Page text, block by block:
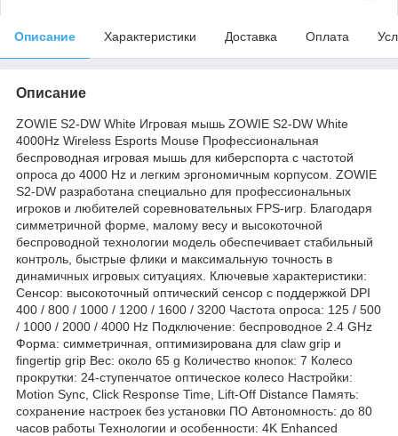
Описание Характеристики Доставка Оплата
Описание
ZOWIE S2-DW White Игровая мышь ZOWIE S2-DW White
4000Hz Wireless Esports Mouse Профессиональная
беспроводная игровая мышь для киберспорта с частотой
опроса до 4000 Hz и легким эргономичным корпусом. ZOWIE
S2-DW разработана специально для профессиональных
игроков и любителей соревновательных FPS-игр. Благодаря
симметричной форме, малому весу и высокоточной
беспроводной технологии модель обеспечивает стабильный
контроль, быстрые флики и максимальную точность в
динамичных игровых ситуациях. Ключевые характеристики:
Сенсор: высокоточный оптический сенсор с поддержкой DPI
400 / 800 / 1000 / 1200 / 1600 / 3200 Частота опроса: 125 / 500
/ 1000 / 2000 / 4000 Hz Подключение: беспроводное 2.4 GHz
Форма: симметричная, оптимизирована для claw grip и
fingertip grip Вес: около 65 g Количество кнопок: 7 Колесо
прокрутки: 24-ступенчатое оптическое колесо Настройки:
Motion Sync, Click Response Time, Lift-Off Distance Память:
сохранение настроек без установки ПО Автономность: до 80
часов работы Технологии и особенности: 4K Enhanced